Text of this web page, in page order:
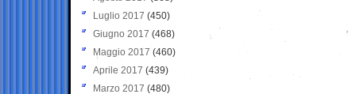
Luglio 2017 (450)
Giugno 2017 (468)
Maggio 2017 (460)
Aprile 2017 (439)
Marzo 2017 (480)